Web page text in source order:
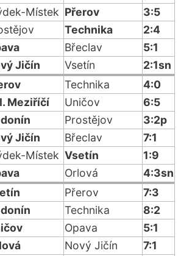
Místek Přerov
3:5
Technika
2:4
Břeclav
5:1
Jičín Vsetín
2:1sn
Technika
4:0
Meziříčí Uničov
6:5
Prostějov
3:2p
Jičín Břeclav
7:1
Místek Vsetín
1:9
Orlová
4:3sn
Přerov
7:3
Technika
8:2
Opava
5:1
Nový Jičín
7:1